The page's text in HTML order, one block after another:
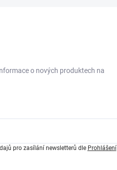
o nových produktech na
pro zasílání newsletterů dle Prohlášení